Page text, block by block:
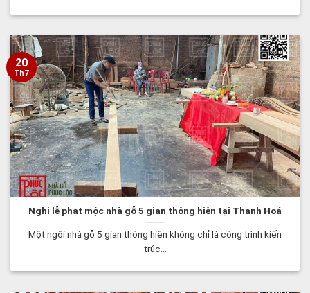
Nghi lễ phạt mộc nhà gỗ 5 gian thông hiên tại Thanh Hoá
Một ngôi nhà gỗ 5 gian thông hiên không chỉ là công trình kiến
trúc...
20
Th7